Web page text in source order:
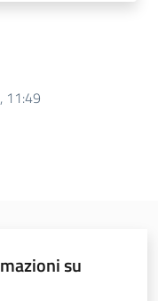
11:49
su